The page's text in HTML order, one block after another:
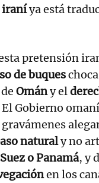
iraníya está
pretensión
de buques
Omány el
El Gobierno
naturaly no
Suez o Panamá, y
en los